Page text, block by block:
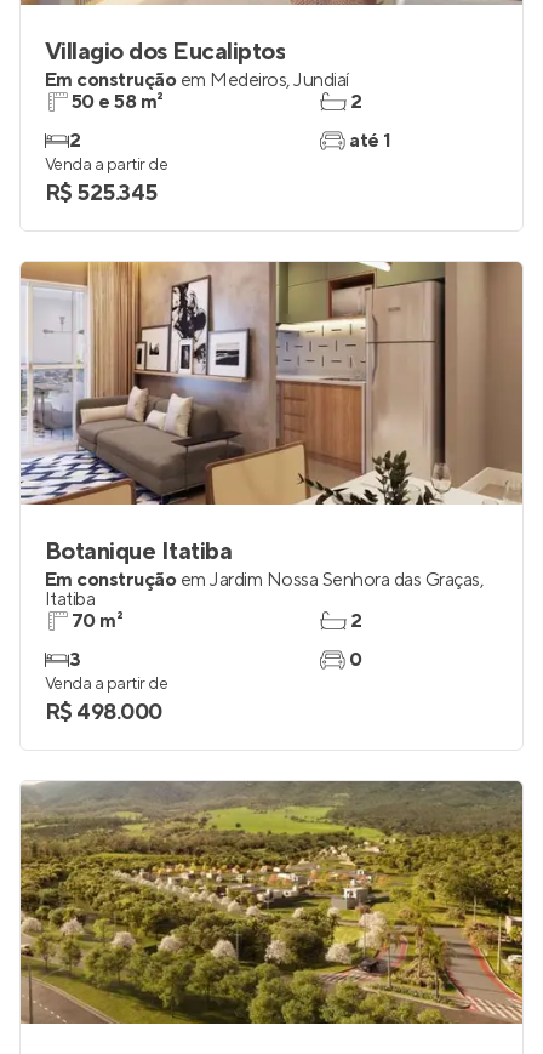
Villagio dos Eucaliptos
Em construção em Medeiros,Jundiaí
50 e 58 m²
2
2
até 1
Venda a partir de
R$ 525.345
Botanique Itatiba
Em construção em Jardim Nossa Senhora das Graças,
Itatiba
70 m²
3
2
0
Venda a partir de
R$ 498.000